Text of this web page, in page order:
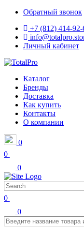
Обратный звонок
+7 (812) 414-92-
Личный кабинет
Каталог
Бренды
Доставка
Как купить
Контакты
О компании
0
0
0
0
0